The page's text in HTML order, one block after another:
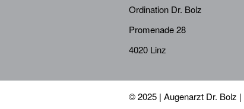
Ordination Dr. Bolz
Promenade 28
4020 Linz
© 2025 | Augenarzt Dr. Bolz |